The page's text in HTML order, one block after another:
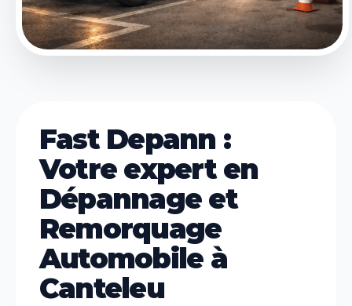
Fast Depann :
Votre expert en
Dépannage et
Remorquage
Automobile à
Canteleu